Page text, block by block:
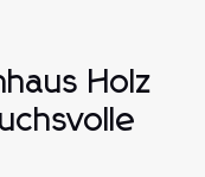
Holz